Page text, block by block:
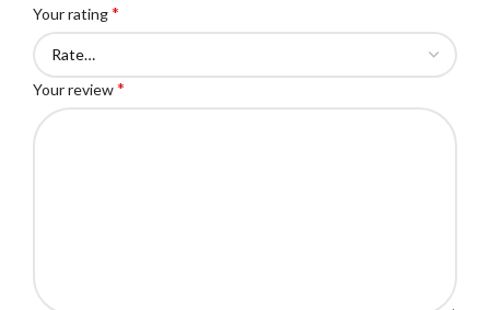
Your rating*
Your review*